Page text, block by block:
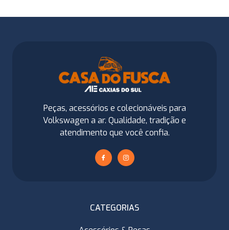
Peças, acessórios e colecionáveis para
Volkswagen a ar. Qualidade, tradição e
atendimento que você confia.
CATEGORIAS